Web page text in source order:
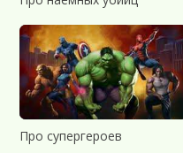
Про супергероев